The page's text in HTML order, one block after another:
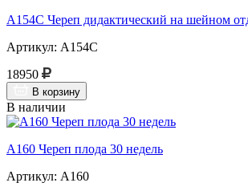
А154С Череп дидактический на шейном
Артикул: А154С
18950
В корзину
В наличии
А160 Череп плода 30 недель
Артикул: А160